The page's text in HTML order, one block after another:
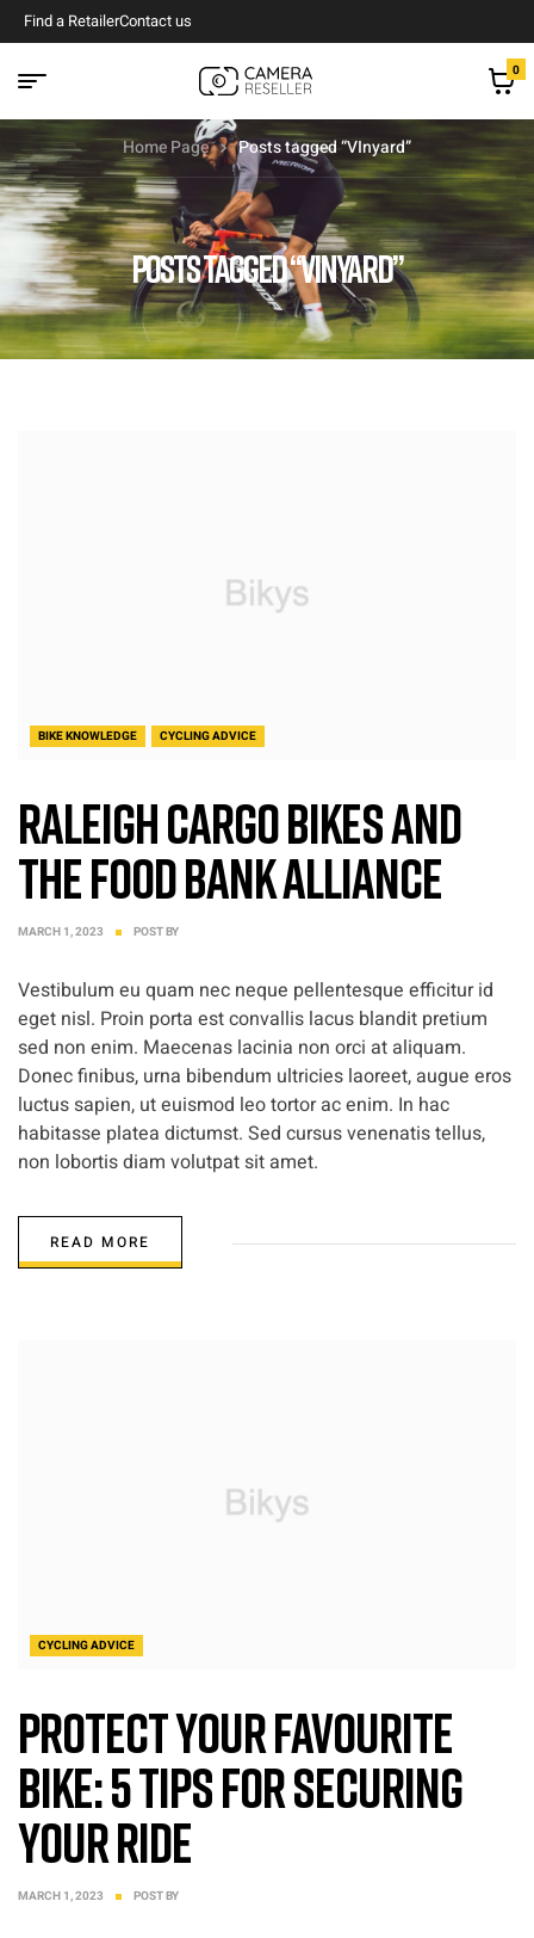
Find a RetailerContact us
0
POSTS TAGGED “VINYARD”
Home Page Posts tagged “VInyard”
BIKE KNOWLEDGE CYCLING ADVICE
Raleigh Cargo Bikes and
The Food Bank Alliance
MARCH 1, 2023 POST BY
Vestibulum eu quam nec neque pellentesque efficitur id
eget nisl. Proin porta est convallis lacus blandit pretium
sed non enim. Maecenas lacinia non orci at aliquam.
Donec finibus, urna bibendum ultricies laoreet, augue eros
luctus sapien, ut euismod leo tortor ac enim. In hac
habitasse platea dictumst. Sed cursus venenatis tellus,
non lobortis diam volutpat sit amet.
READ MORE
CYCLING ADVICE
Protect Your favourite
bike: 5 Tips for Securing
Your Ride
MARCH 1, 2023 POST BY